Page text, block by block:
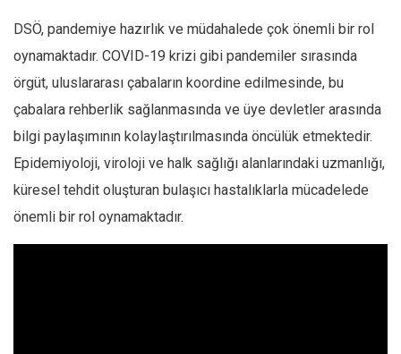
DSÖ, pandemiye hazırlık ve müdahalede çok önemli bir rol
oynamaktadır. COVID-19 krizi gibi pandemiler sırasında
örgüt, uluslararası çabaların koordine edilmesinde, bu
çabalara rehberlik sağlanmasında ve üye devletler arasında
bilgi paylaşımının kolaylaştırılmasında öncülük etmektedir.
Epidemiyoloji, viroloji ve halk sağlığı alanlarındaki uzmanlığı,
küresel tehdit oluşturan bulaşıcı hastalıklarla mücadelede
önemli bir rol oynamaktadır.